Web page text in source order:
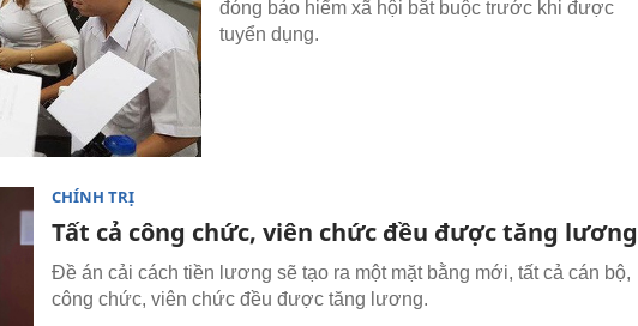
đóng bảo hiểm xã hội bắt buộc trước khi được
tuyển dụng.
CHÍNH TRỊ
Tất cả công chức, viên chức đều được tăng lương
Đề án cải cách tiền lương sẽ tạo ra một mặt bằng mới, tất cả cán bộ,
công chức, viên chức đều được tăng lương.